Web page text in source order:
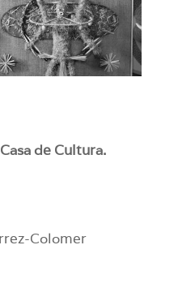
de Cultura.
Colomer